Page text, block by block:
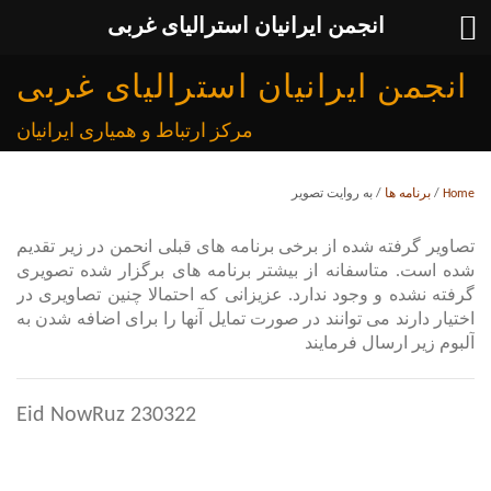
انجمن ایرانیان استرالیای غربی
مرکز ارتباط و همیاری ایرانیان
Home
/ برنامه ها / به روایت تصویر
تصاویر گرفته شده از برخی برنامه های قبلی انحمن در زیر تقدیم
شده است. متاسفانه از بیشتر برنامه های برگزار شده تصویری
گرفته نشده و وجود ندارد. عزیزانی که احتمالا چنین تصاویری در
اختیار دارند می توانند در صورت تمایل آنها را برای اضافه شدن به
آلبوم زیر ارسال فرمایند
230322 Eid NowRuz
انجمن ایرانیان استرالیای غربی